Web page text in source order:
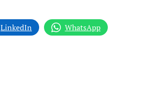
LinkedIn
WhatsApp